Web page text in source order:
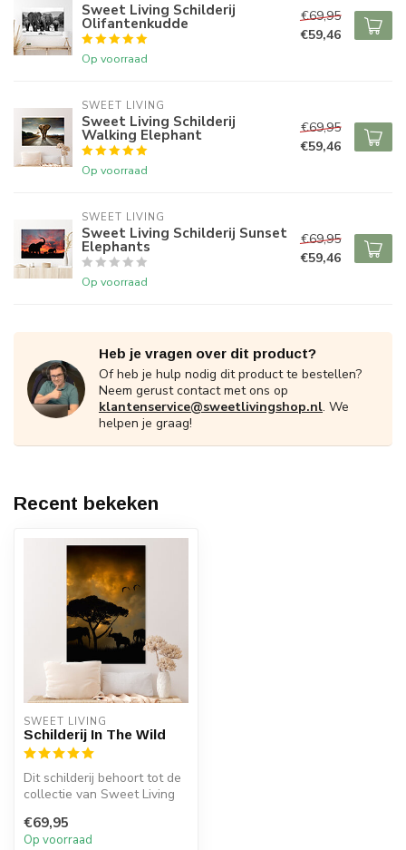
Sweet Living Schilderij
Olifantenkudde
Op voorraad
€69,95
€59,46
SWEET LIVING
Sweet Living Schilderij
Walking Elephant
Op voorraad
€69,95
€59,46
SWEET LIVING
Sweet Living Schilderij Sunset
Elephants
Op voorraad
€69,95
€59,46
Heb je vragen over dit product?
Of heb je hulp nodig dit product te bestellen?
Neem gerust contact met ons op
klantenservice@sweetlivingshop.nl. We
helpen je graag!
Recent bekeken
SWEET LIVING
Schilderij In The Wild
Dit schilderij behoort tot de
collectie van Sweet Living
€69,95
Op voorraad